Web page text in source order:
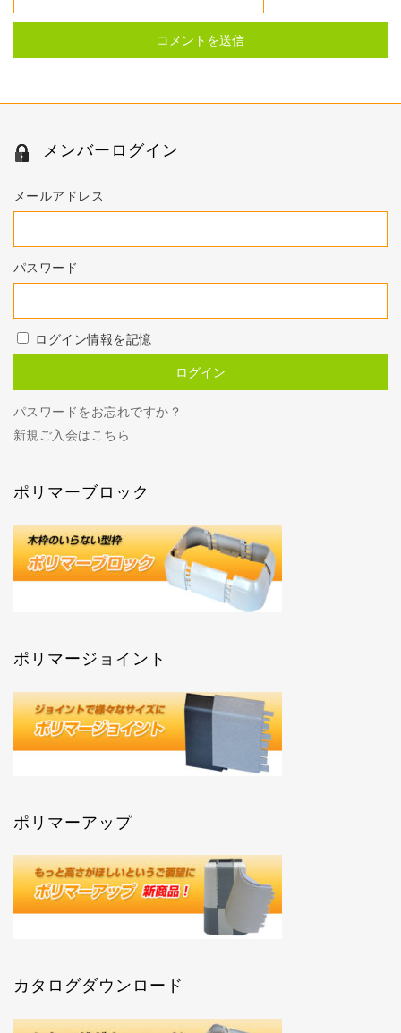
メンバーログイン
メールアドレス
パスワード
ログイン情報を記憶
パスワードをお忘れですか？
新規ご入会はこちら
ポリマーブロック
ポリマージョイント
ポリマーアップ
カタログダウンロード